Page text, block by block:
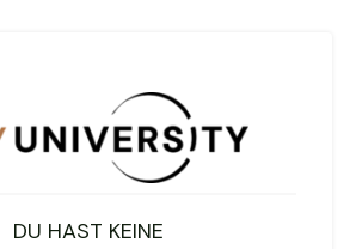
DU HAST KEINE